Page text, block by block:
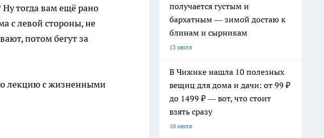
тогда вам ещё рано
с левой стороны, не
потом бегут за
лекцию с жизненными
получается густым и
бархатным — зимой достаю к
блинам и сырникам
13 июля
В Чижике нашла 10 полезных
вещиц для дома и дачи: от 99 ₽
до 1499 ₽ — вот, что стоит
взять сразу
10 июля